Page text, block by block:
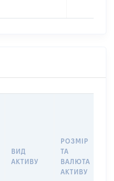
ВИД
АКТИВУ
РОЗМІР
ТА
ВАЛЮТА
АКТИВУ